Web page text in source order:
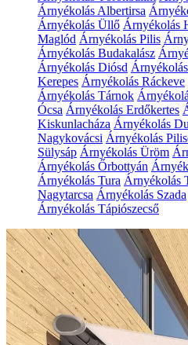
Árnyékolás Albertirsa
Árnyékolás Üllő Árnyékolás
Maglód Árnyékolás Pilis
Árnyékolás Budakalász
Árnyékolás Diósd
Kerepes Árnyékolás Ráckeve
Árnyékolás Tárnok
Ócsa Árnyékolás Erdőkertes
Kiskunlacháza Árnyékolás
Nagykovácsi Árnyékolás
Sülysáp Árnyékolás Üröm
Árnyékolás Őrbottyán
Árnyékolás Tura Árnyékolás
Nagytarcsa Árnyékolás Szada
Árnyékolás Tápiószecső